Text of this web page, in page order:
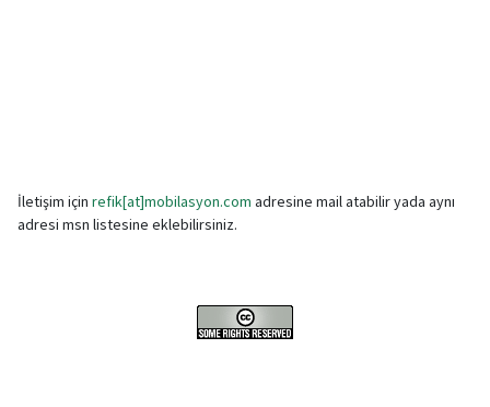
İletişim için refik[at]mobilasyon.com adresine mail atabilir yada aynı
adresi msn listesine eklebilirsiniz.